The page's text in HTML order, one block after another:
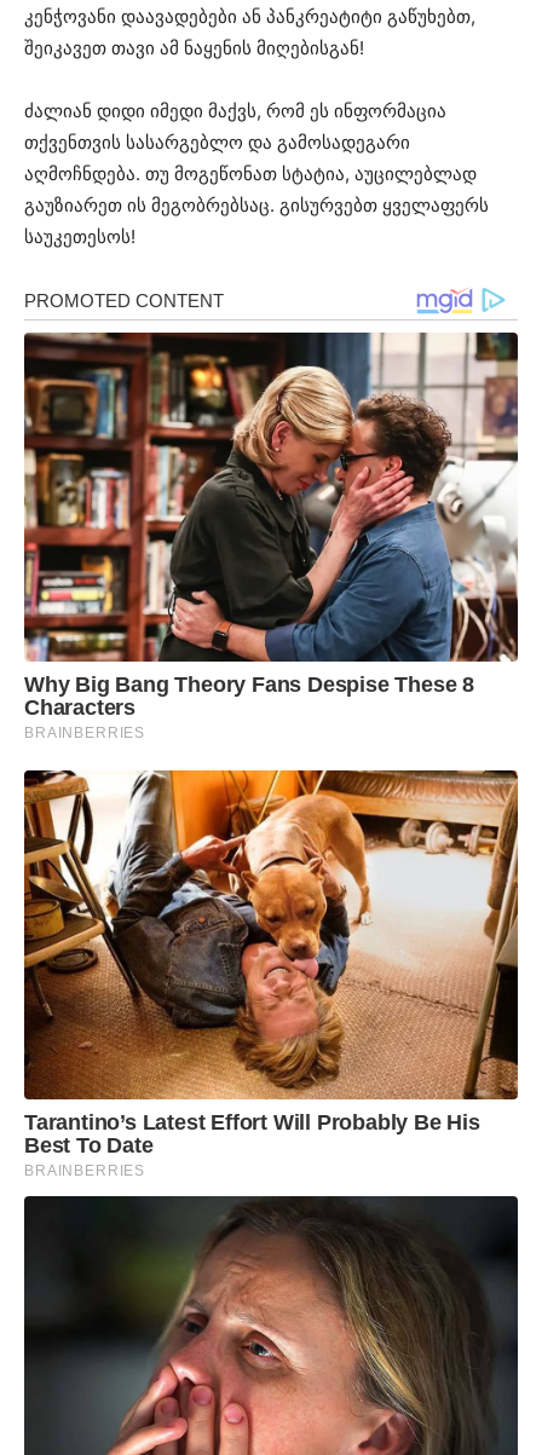
კენჭოვანი დაავადებები ან პანკრეატიტი გაწუხებთ,
შეიკავეთ თავი ამ ნაყენის მიღებისგან!
ძალიან დიდი იმედი მაქვს, რომ ეს ინფორმაცია
თქვენთვის სასარგებლო და გამოსადეგარი
აღმოჩნდება. თუ მოგეწონათ სტატია, აუცილებლად
გაუზიარეთ ის მეგობრებსაც. გისურვებთ ყველაფერს
საუკეთესოს!